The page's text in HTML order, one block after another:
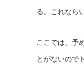
る。これなら
ここでは、予
とがないので